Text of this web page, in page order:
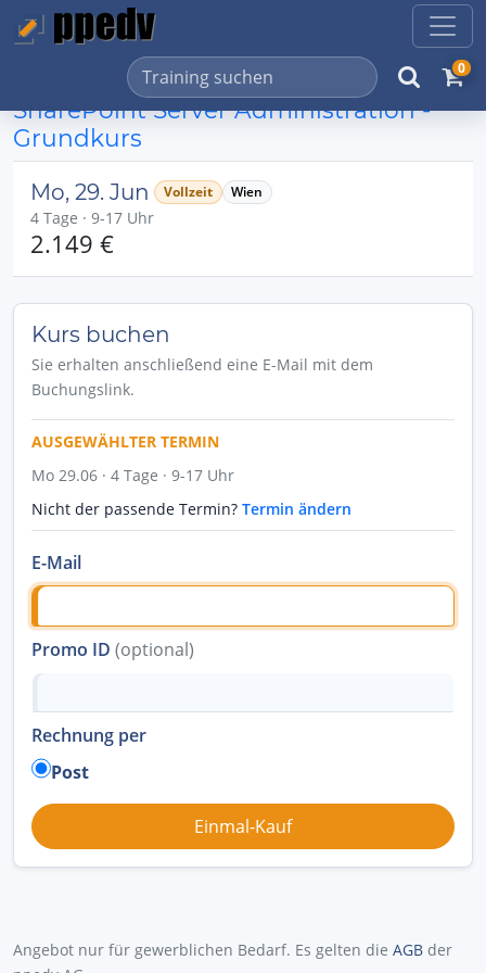
0
SharePoint Server Administration -
Grundkurs
Mo, 29. Jun Vollzeit Wien
4 Tage · 9-17 Uhr
2.149 €
Kurs buchen
Sie erhalten anschließend eine E-Mail mit dem
Buchungslink.
AUSGEWÄHLTER TERMIN
Mo 29.06 · 4 Tage · 9-17 Uhr
Nicht der passende Termin? Termin ändern
E-Mail
Promo ID (optional)
Rechnung per
Post
Angebot nur für gewerblichen Bedarf. Es gelten die AGB der